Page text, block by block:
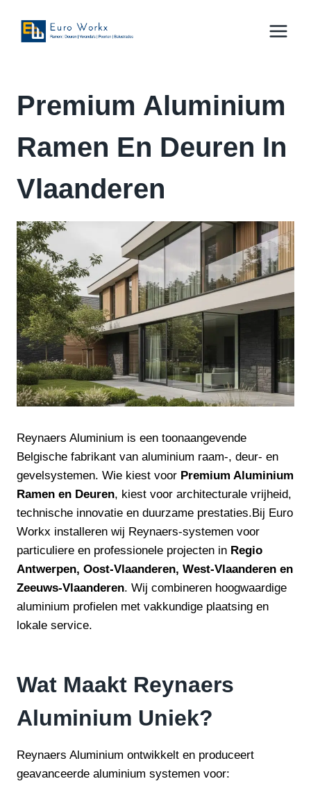
inhoud
Premium Aluminium
Ramen En Deuren In
Vlaanderen
Reynaers Aluminium is een toonaangevende
Belgische fabrikant van aluminium raam-, deur- en
gevelsystemen. Wie kiest voor Premium Aluminium
Ramen en Deuren, kiest voor architecturale vrijheid,
technische innovatie en duurzame prestaties.Bij Euro
Workx installeren wij Reynaers-systemen voor
particuliere en professionele projecten in Regio
Antwerpen, Oost-Vlaanderen, West-Vlaanderen en
Zeeuws-Vlaanderen. Wij combineren hoogwaardige
aluminium profielen met vakkundige plaatsing en
lokale service.
Wat Maakt Reynaers
Aluminium Uniek?
Reynaers Aluminium ontwikkelt en produceert
geavanceerde aluminium systemen voor: